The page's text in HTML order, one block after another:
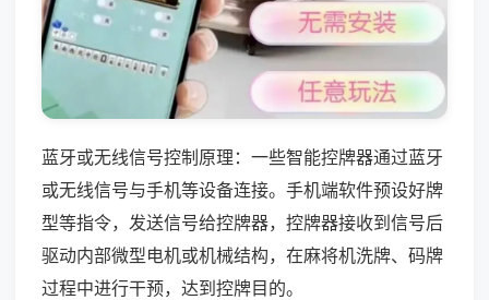
蓝牙或无线信号控制原理：一些智能控牌器通过蓝牙
或无线信号与手机等设备连接。手机端软件预设好牌
型等指令，发送信号给控牌器，控牌器接收到信号后
驱动内部微型电机或机械结构，在麻将机洗牌、码牌
过程中进行干预，达到控牌目的。